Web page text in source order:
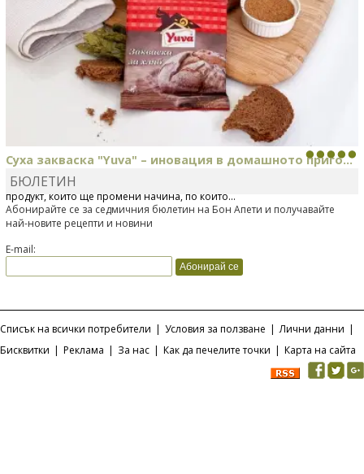
Суха закваска "Yuva" – иновация в домашното приго...
Отскоро Лесафр България стартира предлагането на изцяло нов
продукт, който ще промени начина, по който...
БЮЛЕТИН
Абонирайте се за седмичния бюлетин на Бон Апети и получавайте
най-новите рецепти и новини
E-mail:
Списък на всички потребители | Условия за ползване | Лични данни |
Бисквитки | Реклама | За нас | Как да печелите точки | Карта на сайта